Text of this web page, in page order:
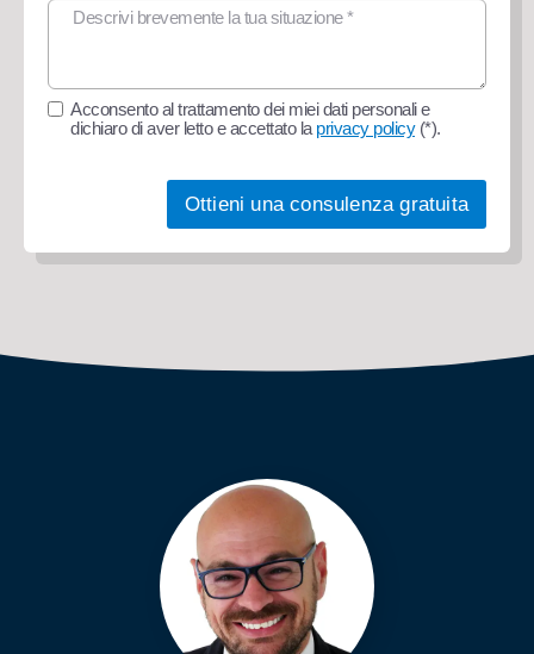
Acconsento al trattamento dei miei dati personali e
dichiaro di aver letto e accettato la privacy policy(*).
Ottieni una consulenza gratuita